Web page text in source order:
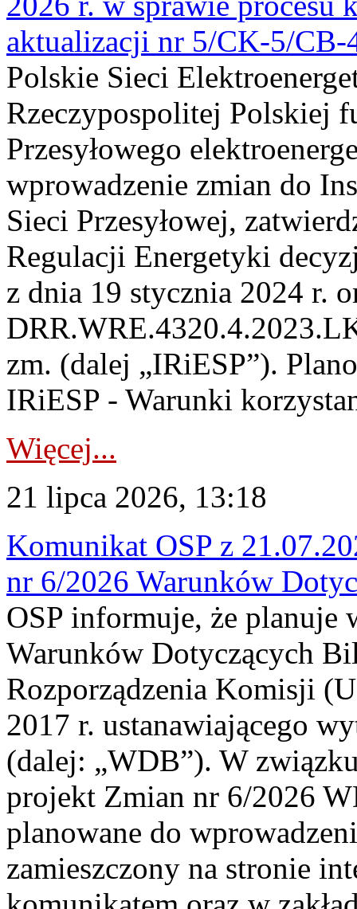
aktualizacji nr 5/CK-5/CB-
Polskie Sieci
Rzeczypospolitej Polskiej
Przesyłowego
wprowadzenie zmian do
Sieci Przesyłowej,
Regulacji Energetyki
z dnia 19 stycznia 2024 r.
zm. (dalej „IRiESP”).
IRiESP - Warunki
Więcej...
21 lipca 2026, 13:18
Komunikat OSP z
nr 6/2026 Warunków
OSP informuje, że planuje
Warunków Dotyczących
Rozporządzenia Komisji
2017 r. ustanawiającego
(dalej: „WDB”). W
projekt Zmian nr 6/2026
planowane do
zamieszczony na stronie